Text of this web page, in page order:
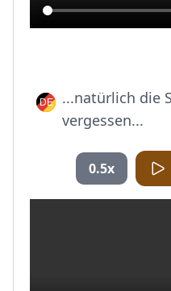
...natürlich die
vergessen...
0.5x